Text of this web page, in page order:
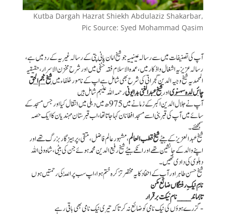
Kutba Dargah Hazrat Shiekh Abdulaziz Shakarbar,
Pic Source: Syed Mohammad Qasim
آپ کی تصنیفات میں سے رسالہ عینییہ جو شیخ امان پانی پتی کے رسالہ غیریہ کے رد میں ہے،
رسالہ عزیزیہ اشغال و اذکار میں ، عمدہ الاسلام فقہ حنفی میں اور شرح مخزن الاسرار، حقیقیہ
المحمدیہ شیخ وجیہ الدین گجراتی کی شرح بھی شامل ہے اپ کے نامور خلفاء میںشیخ نجم الحق
چائں لدہ سہنویاورشیخ عبد الغنی بدایونیرحمہ اللہ علیہم شامل ہیں
آپ نے جلال الدین اکبر کے زمانے میں 975 ھ میں دہلی میں انتقال کیا اور جس مسجد کے
سائے میں آپ کی قبر بنی اسے مسجد افغانان کہا جاتا تھا ، اب قبرستان مہندیان کا ایک حصہ
سمجھئے۔
شیخ عبد العزیز کے بیٹےشیخ قطب العالم،مشہور عالم فاضل ، متقی ، پرہیزگار بزرگ تھے اور
اپنے والد کے جانشین تھے اور انکے بیٹے شیخ رفیع الدین محمد ہوئے جن کی بیٹی ، شاہ ولی اللہ
دہلوی کی دادی تھیں۔
شیخ حسن طاہر اور آپ کے احفاد کا یہ مختصر تزکرہ ختم ہوا ، اپ سب پر اللّٰہ کی رحمتیں ہوں
نامِ نیکِ رفتگاں ضائع مکن
تابماند___ نام نیکت برقرار
-گزرے ہوؤں کی نیک نامی کو ضائع نہ کر تا کہ تیری نیک نامی بھی باقی رہے